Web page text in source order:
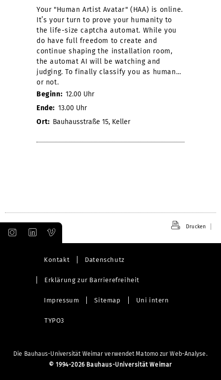
Your "Human Artist Avatar" (HAA) is online.
It’s your turn to prove your humanity to
the life-size captcha automat. While you
do have full freedom to create and
continue shaping the installation room,
the automat AI will be watching and
judging. To finally classify you as human…
or not.
Beginn: 12.00 Uhr
Ende: 13.00 Uhr
Ort: Bauhausstraße 15, Keller
Drucken
Kontakt Datenschutz
Erklärung zur Barrierefreiheit
Impressum Sitemap Uni intern
TYPO3
Die Bauhaus-Universität Weimar verwendet Matomo zur Web-Analyse.
© 1994-2026 Bauhaus-Universität Weimar